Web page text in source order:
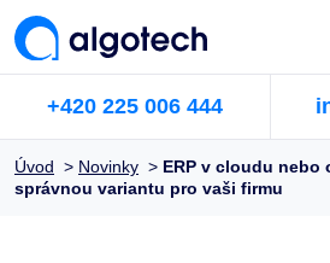
+420 225 006 444
Úvod > Novinky > ERP v cloudu nebo
správnou variantu pro vaši firmu